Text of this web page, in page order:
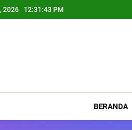
2026 12:31:44 PM
BERANDA